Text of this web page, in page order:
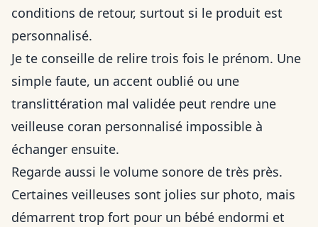
conditions de retour, surtout si le produit est
personnalisé.
Je te conseille de relire trois fois le prénom. Une
simple faute, un accent oublié ou une
translittération mal validée peut rendre une
veilleuse coran personnalisé impossible à
échanger ensuite.
Regarde aussi le volume sonore de très près.
Certaines veilleuses sont jolies sur photo, mais
démarrent trop fort pour un bébé endormi et